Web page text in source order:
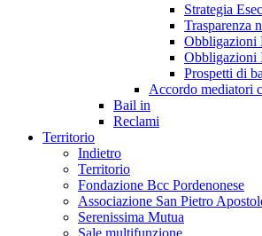
Strategia
Trasparenza
Obbligazioni
Obbligazioni
Prospetti di
Accordo mediatori
Bail in
Reclami
Territorio
Indietro
Territorio
Fondazione Bcc Pordenonese
Associazione San Pietro
Serenissima Mutua
Sale multifunzione